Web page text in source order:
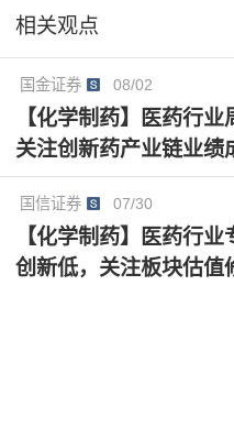
9.86%，对应PE为17/15/
级。
相关观点
国金证券 08/02
【化学制药】医药行业
关注创新药产业链业绩
国信证券 07/30
【化学制药】医药行
创新低，关注板块估值